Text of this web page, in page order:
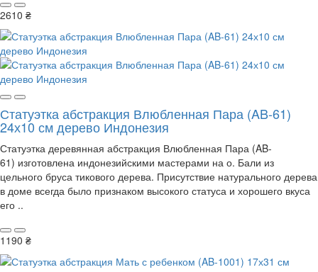
2610 ₴
Статуэтка абстракция Влюбленная Пара (AB-61)
24х10 см дерево Индонезия
Статуэтка деревянная абстракция Влюбленная Пара (AB-
61) изготовлена ​​индонезийскими мастерами на о. Бали из
цельного бруса тикового дерева. Присутствие натурального дерева
в доме всегда было признаком высокого статуса и хорошего вкуса
его ..
1190 ₴